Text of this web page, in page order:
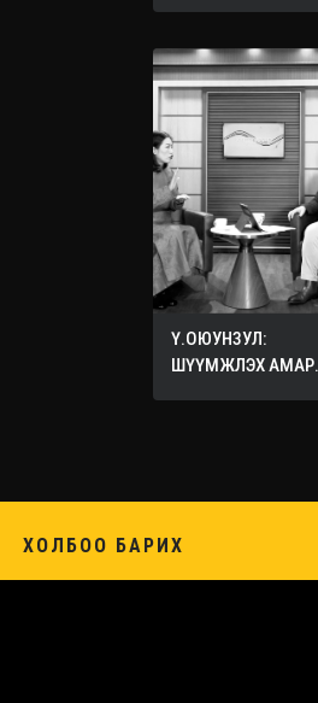
САЙХАН ЗҮЙЛЭЭ
БУСДЫН ХҮҮХДЭД
ХҮСЭЭРЭЙ
Ү.ОЮУНЗУЛ:
ШҮҮМЖЛЭХ АМАР
ХОЛБОО БАРИХ